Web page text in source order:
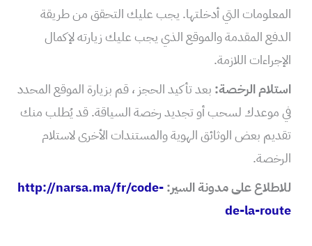
المعلومات التي أدخلتها. يجب عليك التحقق من طريقة
الدفع المقدمة والموقع الذي يجب عليك زيارته لإكمال
الإجراءات اللازمة.
استلام الرخصة: بعد تأكيد الحجز ، قم بزيارة الموقع المحدد
في موعدك لسحب أو تجديد رخصة السياقة. قد يُطلب منك
تقديم بعض الوثائق الهوية والمستندات الأخرى لاستلام
الرخصة.
للاطلاع على مدونة السير:http://narsa.ma/fr/code-
de-la-route